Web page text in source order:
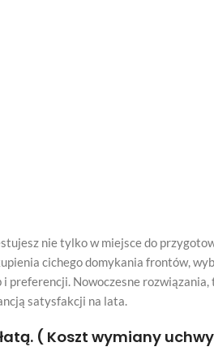
nie tylko w miejsce do
cichego domykania frontów,
Nowoczesne
satysfakcji na lata.
( Koszt wymiany